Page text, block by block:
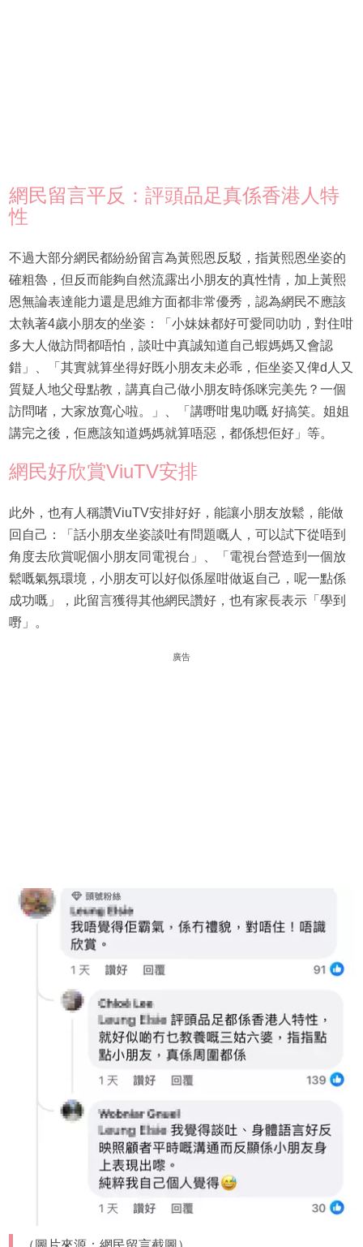
網民留言平反：評頭品足真係香港人特
性
不過大部分網民都紛紛留言為黃熙恩反駁，指黃熙恩坐姿的
確粗魯，但反而能夠自然流露出小朋友的真性情，加上黃熙
恩無論表達能力還是思維方面都非常優秀，認為網民不應該
太執著4歲小朋友的坐姿：「小妹妹都好可愛同叻叻，對住咁
多大人做訪問都唔怕，談吐中真誠知道自己蝦媽媽又會認
錯」、「其實就算坐得好既小朋友未必乖，佢坐姿又俾d人又
質疑人地父母點教，講真自己做小朋友時係咪完美先？一個
訪問啫，大家放寬心啦。」、「講嘢咁鬼叻嘅 好搞笑。姐姐
講完之後，佢應該知道媽媽就算唔惡，都係想佢好」等。
網民好欣賞ViuTV安排
此外，也有人稱讚ViuTV安排好好，能讓小朋友放鬆，能做
回自己：「話小朋友坐姿談吐有問題嘅人，可以試下從唔到
角度去欣賞呢個小朋友同電視台」、「電視台營造到一個放
鬆嘅氣氛環境，小朋友可以好似係屋咁做返自己，呢一點係
成功嘅」，此留言獲得其他網民讚好，也有家長表示「學到
嘢」。
廣告